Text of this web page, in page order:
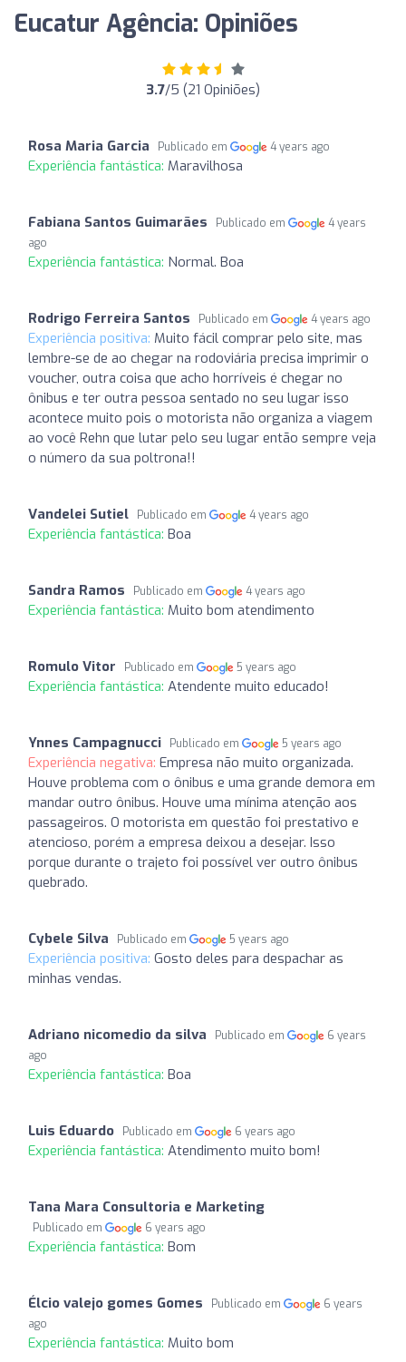
Eucatur Agência: Opiniões
3.7/5 (21 Opiniões)
Rosa Maria Garcia Publicado em 4 years ago
Experiência fantástica: Maravilhosa
Fabiana Santos Guimarães Publicado em
4 years
ago
Experiência fantástica: Normal. Boa
Rodrigo Ferreira Santos Publicado em 4 years ago
Experiência positiva: Muito fácil comprar pelo site, mas
lembre-se de ao chegar na rodoviária precisa imprimir o
voucher, outra coisa que acho horríveis é chegar no
ônibus e ter outra pessoa sentado no seu lugar isso
acontece muito pois o motorista não organiza a viagem
ao você Rehn que lutar pelo seu lugar então sempre veja
o número da sua poltrona!!
Vandelei Sutiel Publicado em 4 years ago
Experiência fantástica: Boa
Sandra Ramos Publicado em 4 years ago
Experiência fantástica: Muito bom atendimento
Romulo Vitor Publicado em 5 years ago
Experiência fantástica: Atendente muito educado!
Ynnes Campagnucci Publicado em 5 years ago
Experiência negativa: Empresa não muito organizada.
Houve problema com o ônibus e uma grande demora em
mandar outro ônibus. Houve uma mínima atenção aos
passageiros. O motorista em questão foi prestativo e
atencioso, porém a empresa deixou a desejar. Isso
porque durante o trajeto foi possível ver outro ônibus
quebrado.
Cybele Silva Publicado em 5 years ago
Experiência positiva: Gosto deles para despachar as
minhas vendas.
Adriano nicomedio da silva Publicado em
6 years
ago
Experiência fantástica: Boa
Luis Eduardo Publicado em 6 years ago
Experiência fantástica: Atendimento muito bom!
Tana Mara Consultoria e Marketing
Publicado em 6 years ago
Experiência fantástica: Bom
Élcio valejo gomes Gomes Publicado em
6 years
ago
Experiência fantástica: Muito bom